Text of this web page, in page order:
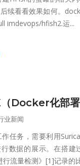
续看看效果如何。
imdevops/hfish2.运...
Docker化部署
业新闻
任务，需要利用
数据的展示。在搭建
行流量检测》[1]记录的